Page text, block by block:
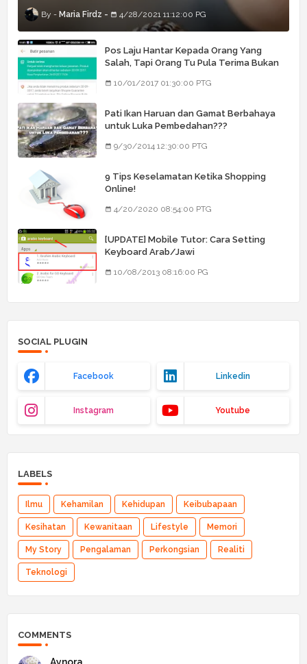
Maria Firdz 4/28/2021 11:12:00 PG
Pos Laju Hantar Kepada Orang Yang
Salah, Tapi Orang Tu Pula Terima Bukan
10/01/2017 01:30:00 PTG
Pati Ikan Haruan dan Gamat Berbahaya
untuk Luka Pembedahan???
9/30/2014 12:30:00 PTG
9 Tips Keselamatan Ketika Shopping
Online!
4/20/2020 08:54:00 PTG
[UPDATE] Mobile Tutor: Cara Setting
Keyboard Arab/Jawi
10/08/2013 08:16:00 PG
SOCIAL PLUGIN
Facebook Linkedin
Instagram Youtube
LABELS
Ilmu Kehamilan Kehidupan Keibubapaan
Kesihatan Kewanitaan Lifestyle Memori
My Story Pengalaman Perkongsian Realiti
Teknologi
COMMENTS